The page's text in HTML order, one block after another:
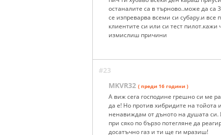
останалите са в търново..може да са
се изпреварва всеми си субару.и все
клиентите си или си тест пилот.кажи
измислиш причини
#23
MKVR32 ( преди 16 години )
А виж сега господине грешно си ме
да е! Но против хибридите на тойота
ненавиждам от дъното на душата
при сяко по бързо потегляне да
досатъчно газ и ти ще ги мразиш!